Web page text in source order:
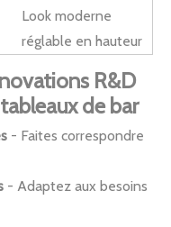
Look moderne
réglable en hauteur
R&D
de bar
- Faites correspondre
- Adaptez aux besoins